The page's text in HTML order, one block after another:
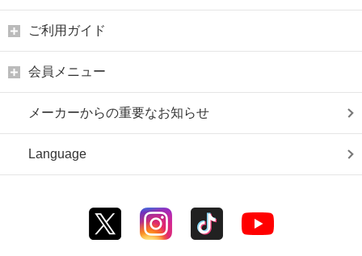
ご利用ガイド
会員メニュー
メーカーからの重要なお知らせ
Language